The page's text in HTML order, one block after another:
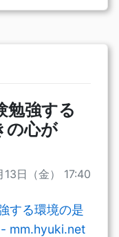
勉強する
の心が
13日（金） 17:40
する環境の是
mm.hyuki.net